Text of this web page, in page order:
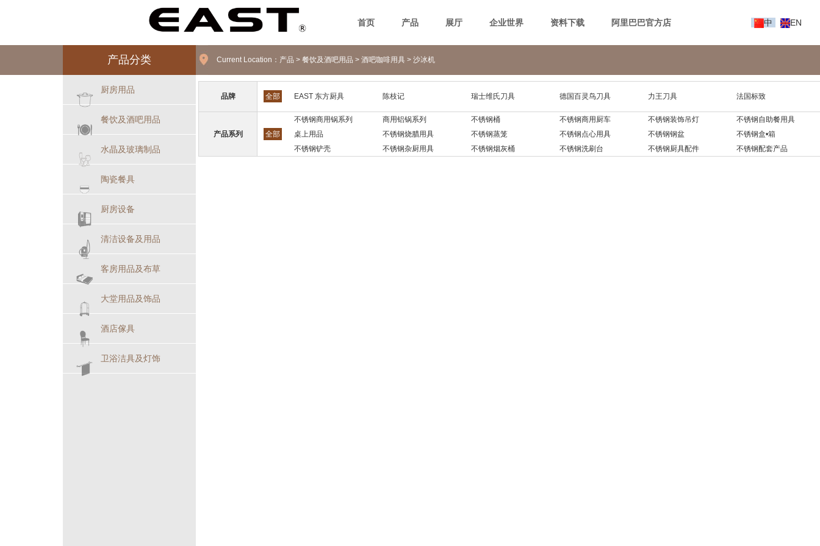
首页 产品 展厅 企业世界 资料下载 阿里巴巴官方店 中 EN
产品分类
厨房用品
餐饮及酒吧用品
水晶及玻璃制品
陶瓷餐具
厨房设备
清洁设备及用品
客房用品及布草
大堂用品及饰品
酒店傢具
卫浴洁具及灯饰
Current Location： 产品 > 餐饮及酒吧用品 > 酒吧咖啡用具 > 沙冰机
品牌 全部 EAST 东方厨具 陈枝记 瑞士维氏刀具 德国百灵鸟刀具 力王刀具 法国标致
产品系列 全部
不锈钢商用锅系列 商用铝锅系列 不锈钢桶 不锈钢商用厨车 不锈钢装饰吊灯
不锈钢自助餐用具
桌上用品
不锈钢烧腊用具 不锈钢蒸笼 不锈钢点心用具 不锈钢钢盆
不锈钢盒•箱
不锈钢铲壳
不锈钢杂厨用具 不锈钢烟灰桶 不锈钢洗刷台 不锈钢厨具配件 不锈钢配套产品